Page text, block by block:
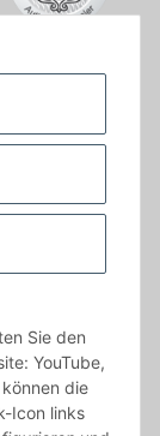
Sie den
YouTube,
die
Icon links
innerhalb
zur
garantiert. Der
Preise